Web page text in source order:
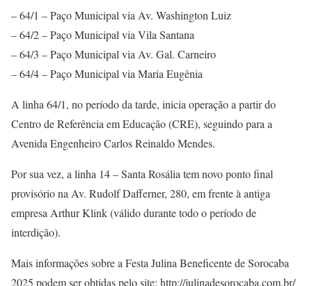
– 64/1 – Paço Municipal via Av. Washington Luiz
– 64/2 – Paço Municipal via Vila Santana
– 64/3 – Paço Municipal via Av. Gal. Carneiro
– 64/4 – Paço Municipal via Maria Eugênia
A linha 64/1, no período da tarde, inicia operação a partir do
Centro de Referência em Educação (CRE), seguindo para a
Avenida Engenheiro Carlos Reinaldo Mendes.
Por sua vez, a linha 14 – Santa Rosália tem novo ponto final
provisório na Av. Rudolf Dafferner, 280, em frente à antiga
empresa Arthur Klink (válido durante todo o período de
interdição).
Mais informações sobre a Festa Julina Beneficente de Sorocaba
2025 podem ser obtidas pelo site: http://julinadesorocaba.com.br/